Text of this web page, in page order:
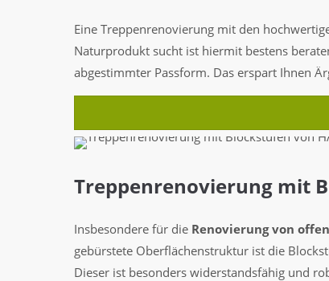
Eine Treppenrenovierung mit den
Naturprodukt sucht ist hiermit bestens
abgestimmter Passform. Das erspart Ihnen
Treppenrenovierung mit
Insbesondere für die Renovierung von
gebürstete Oberflächenstruktur ist die
Dieser ist besonders widerstandsfähig und